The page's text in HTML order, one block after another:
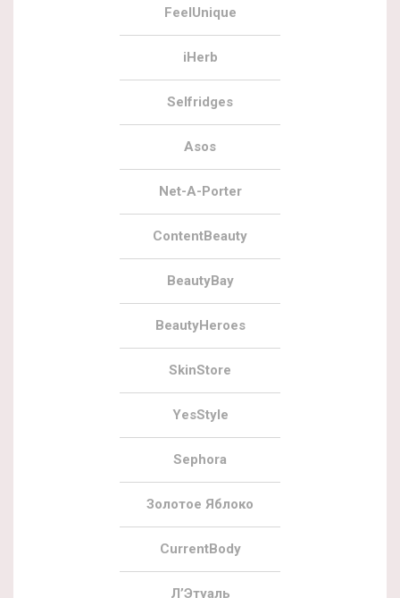
FeelUnique
iHerb
Selfridges
Asos
Net-A-Porter
ContentBeauty
BeautyBay
BeautyHeroes
SkinStore
YesStyle
Sephora
Золотое Яблоко
CurrentBody
Л’Этуаль